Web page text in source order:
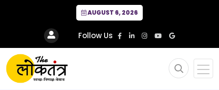
AUGUST 6, 2026
Follow Us